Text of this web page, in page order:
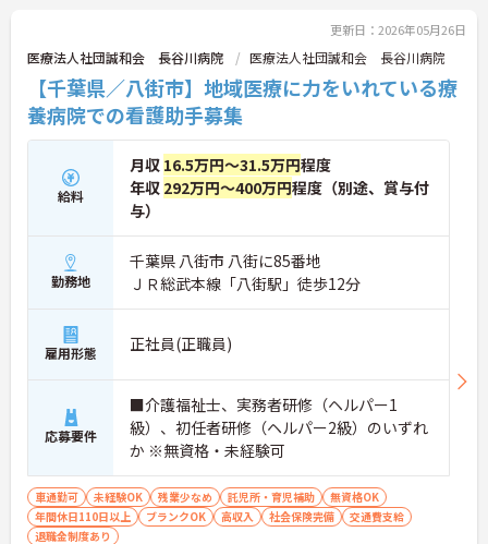
組んでおり、請求業務や行政対応などの事務作業を
本社専門部署が一括で担うことで現場の負担を大き
く軽減しています。年間休日114日、月平均残業10
時間程度という実績に加え、明確な評価制度に基づ
くキャリアパスを用意することで、従業員満足度の
向上を実現しています。今後もグループホームの積
極的な展開を継続しながら、サービスの質とスタッ
フの働きがいの双方を高め続ける、社会貢献性と成
長性を兼ね備えた魅力的な法人です。
★おすすめPOINT★
ージャー、シニアマネージャーへと続く明確な役職
ステップが用意されています。全国に施設を展開す
ョンへの挑戦が叶います。
・施設運営において負担となりやすい請求業務や行
政対応を本社の専門部署が全面的にバックアップし
ます。これにより、ご入居者様へのサービス向上や
スタッフが働きやすい環境づくりにしっかりと時間
を投資することができます。
・年間休日114日の実績に加え、全社平均の月間残
業時間は10時間程度と少なめです。ご自身の生活も
大切にしながら、メリハリをつけて長期的にキャリ
アを深めていくことが可能です。
・定年が70歳まで、再雇用制度で75歳まで設定され
ており、シニア世代になっても長く安定して働ける
更新日：2026年05月26日
医療法人社団誠和会 長谷川病院 医療法人社団誠和会 長谷川病院
【千葉県／八街市】地域医療に力をいれている療
養病院での看護助手募集
給料
月収 16.5万円～31.5万円程度
年収 292万円～400万円程度（別途、賞与付
与）
勤務地
千葉県 八街市 八街に85番地
ＪＲ総武本線「八街駅」徒歩12分
雇用形態 正社員(正職員)
応募要件
■介護福祉士、実務者研修（ヘルパー1
級）、初任者研修（ヘルパー2級）のいずれ
か ※無資格・未経験可
車通勤可 未経験OK 残業少なめ 託児所・育児補助
無資格OK
年間休日110日以上
ブランクOK 高収入 社会保険完備
交通費支給
退職金制度あり